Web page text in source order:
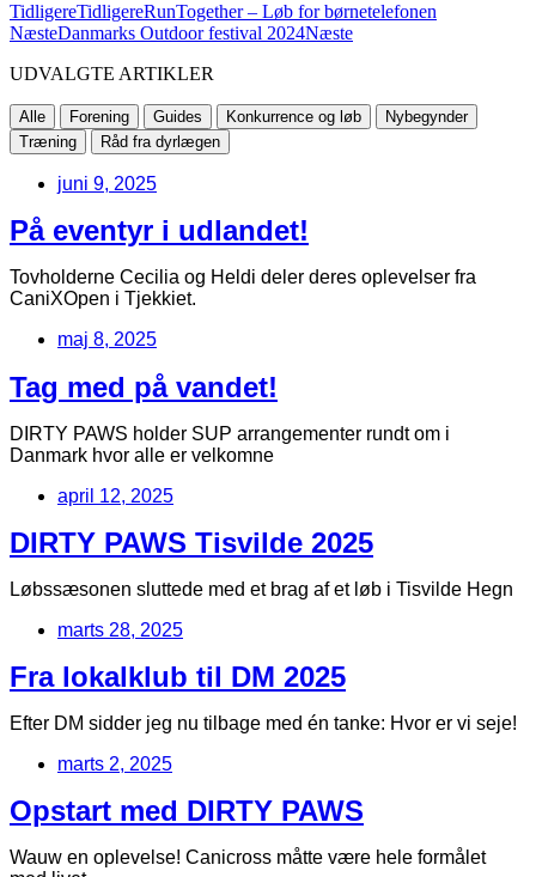
TidligereTidligereRunTogether – Løb for børnetelefonen
NæsteDanmarks Outdoor festival 2024Næste
UDVALGTE ARTIKLER
Alle Forening Guides Konkurrence og løb
Nybegynder
Træning
Råd fra dyrlægen
juni 9, 2025
På eventyr i udlandet!
Tovholderne Cecilia og Heldi deler deres oplevelser fra
CaniXOpen i Tjekkiet.
maj 8, 2025
Tag med på vandet!
DIRTY PAWS holder SUP arrangementer rundt om i
Danmark hvor alle er velkomne
april 12, 2025
DIRTY PAWS Tisvilde 2025
Løbssæsonen sluttede med et brag af et løb i Tisvilde Hegn
marts 28, 2025
Fra lokalklub til DM 2025
Efter DM sidder jeg nu tilbage med én tanke: Hvor er vi seje!
marts 2, 2025
Opstart med DIRTY PAWS
Wauw en oplevelse! Canicross måtte være hele formålet